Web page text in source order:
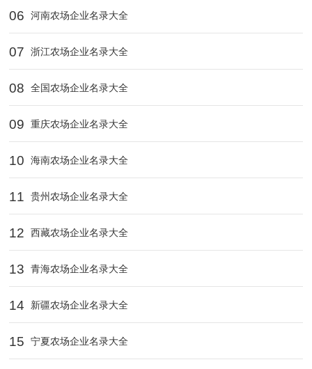
06 河南农场企业名录大全
07 浙江农场企业名录大全
08 全国农场企业名录大全
09 重庆农场企业名录大全
10 海南农场企业名录大全
11 贵州农场企业名录大全
12 西藏农场企业名录大全
13 青海农场企业名录大全
14 新疆农场企业名录大全
15 宁夏农场企业名录大全